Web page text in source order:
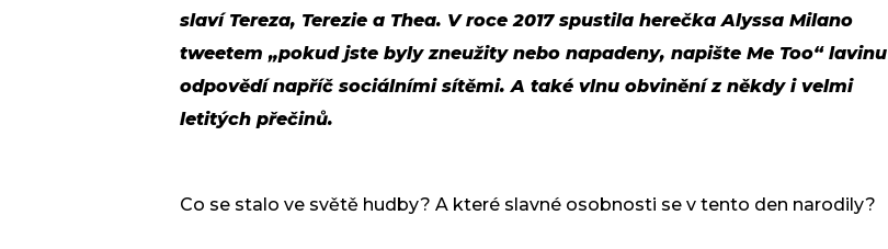
slaví Tereza, Terezie a Thea. V roce 2017 spustila herečka Alyssa Milano
tweetem „pokud jste byly zneužity nebo napadeny, napište Me Too“ lavinu
odpovědí napříč sociálními sítěmi. A také vlnu obvinění z někdy i velmi
letitých přečinů.
Co se stalo ve světě hudby? A které slavné osobnosti se v tento den narodily?